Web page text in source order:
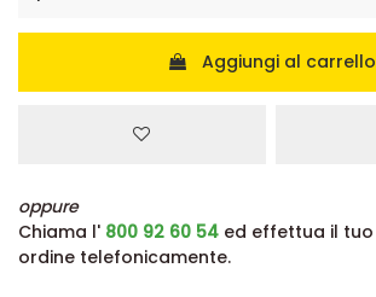
Aggiungi al carrello
oppure
Chiama l' 800 92 60 54 ed effettua il tuo
ordine telefonicamente.